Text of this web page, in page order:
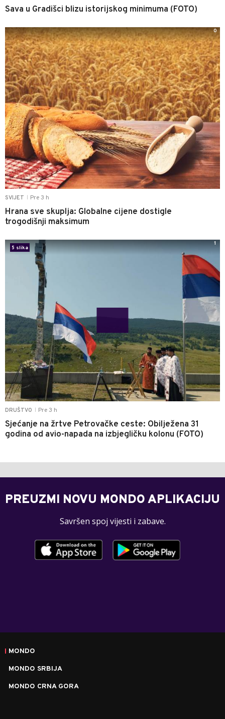
Sava u Gradišci blizu istorijskog minimuma (FOTO)
SVIJET Pre 3 h
Hrana sve skuplja: Globalne cijene dostigle
trogodišnji maksimum
0
DRUŠTVO Pre 3 h
Sjećanje na žrtve Petrovačke ceste: Obilježena 31
godina od avio-napada na izbjegličku kolonu (FOTO)
5 slika
1
PREUZMI NOVU MONDO APLIKACIJU
Savršen spoj vijesti i zabave.
MONDO
MONDO SRBIJA
MONDO CRNA GORA